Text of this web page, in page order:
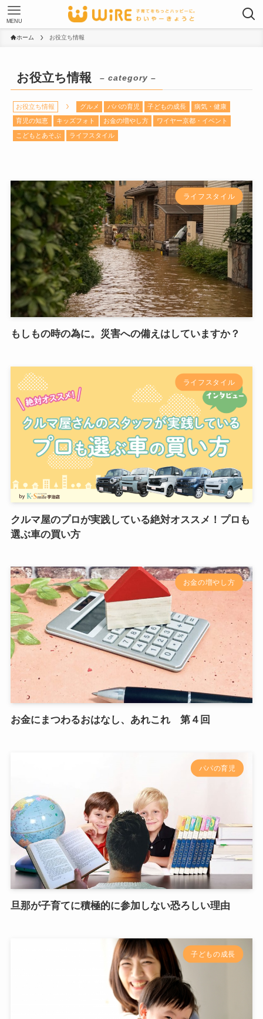
MENU
ホーム お役立ち情報
お役立ち情報 – category –
お役立ち情報 グルメ パパの育児 子どもの成長 病気・健康
育児の知恵 キッズフォト お金の増やし方 ワイヤー京都・イベント
こどもとあそぶ ライフスタイル
ライフスタイル
もしもの時の為に。災害への備えはしていますか？
ライフスタイル
クルマ屋のプロが実践している絶対オススメ！プロも
選ぶ車の買い方
お金の増やし方
お金にまつわるおはなし、あれこれ 第４回
パパの育児
旦那が子育てに積極的に参加しない恐ろしい理由
子どもの成長